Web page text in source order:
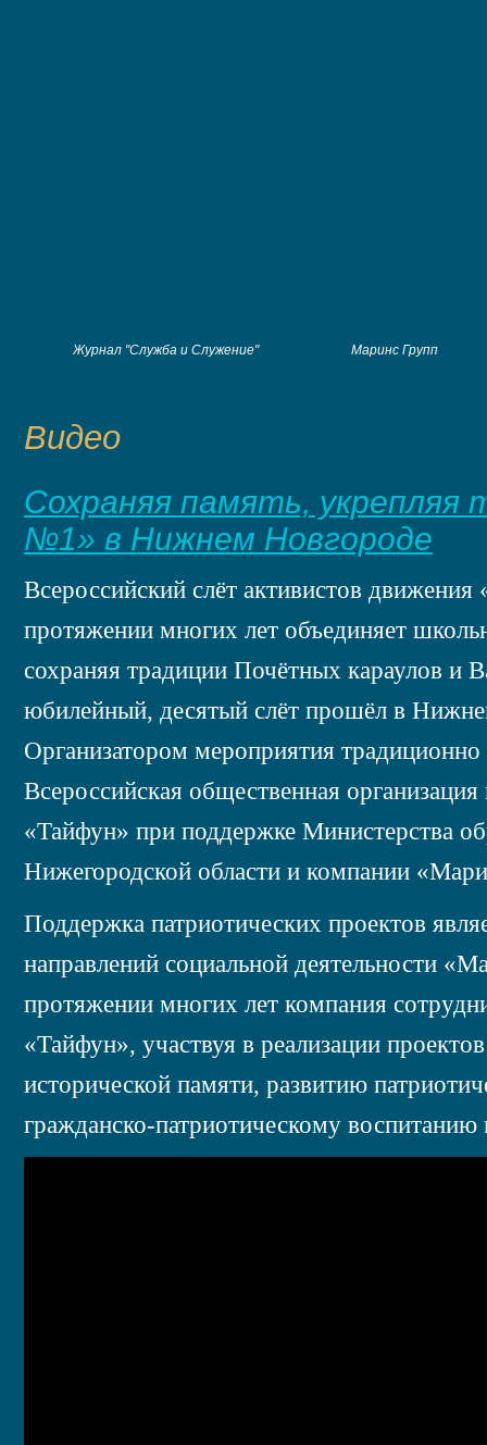
Журнал "Служба и Служение" Маринс Групп
Видео
Сохраняя память, укрепляя
№1» в Нижнем Новгороде
Всероссийский слёт активистов
протяжении многих лет объединяет
сохраняя традиции Почётных караулов и
юбилейный, десятый слёт прошёл в
Организатором мероприятия традиционно
Всероссийская общественная
«Тайфун» при поддержке Министерства
Нижегородской области и компании
Поддержка патриотических проектов
направлений социальной деятельности
протяжении многих лет компания
«Тайфун», участвуя в реализации
исторической памяти, развитию
гражданско-патриотическому